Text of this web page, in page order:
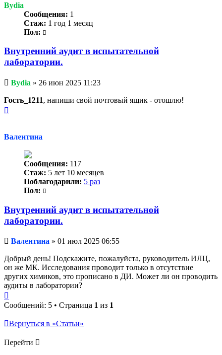
Bydia
Сообщения: 1
Стаж: 1 год 1 месяц
Пол:
Внутренний аудит в испытательной
лаборатории.
Непрочитанное
сообщение
Bydia » 26 июн 2025 11:23
Гость_1211, напиши свой почтовый ящик - отошлю!
Валентина
Сообщения: 117
Стаж: 5 лет 10 месяцев
Поблагодарили: 5 раз
Пол:
Внутренний аудит в испытательной
лаборатории.
Непрочитанное
Валентина » 01 июл 2025 06:55
Добрый день! Подскажите, пожалуйста, руководитель ИЛЦ,
он же МК. Исследования проводит только в отсутствие
других химиков, это прописано в ДИ. Может ли он проводить
аудиты в лаборатории?
к
началу
Сообщений: 5 • Страница 1 из 1
Вернуться в «Статьи»
Перейти